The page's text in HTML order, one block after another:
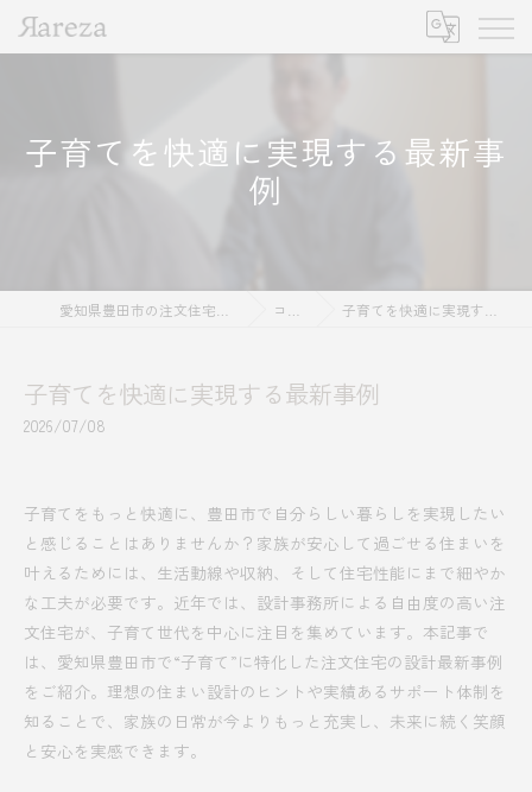
子育てを快適に実現する最新事
例
コラム 子育てを快適に実現する最新事例
子育てを快適に実現する最新事例
2026/07/08
子育てをもっと快適に、豊田市で自分らしい暮らしを実現したい
と感じることはありませんか？家族が安心して過ごせる住まいを
叶えるためには、生活動線や収納、そして住宅性能にまで細やか
な工夫が必要です。近年では、設計事務所による自由度の高い注
文住宅が、子育て世代を中心に注目を集めています。本記事で
は、愛知県豊田市で“子育て”に特化した注文住宅の設計最新事例
をご紹介。理想の住まい設計のヒントや実績あるサポート体制を
知ることで、家族の日常が今よりもっと充実し、未来に続く笑顔
と安心を実感できます。